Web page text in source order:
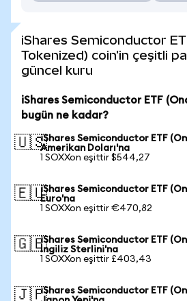
iShares Semiconductor
Tokenized) coin'in çeşitli
güncel kuru
iShares Semiconductor ETF
bugün ne kadar?
🇺🇸iShares Semiconductor ETF
Amerikan Doları'na
1 SOXXon eşittir $544,27
🇪🇺iShares Semiconductor ETF
Euro'na
1 SOXXon eşittir €470,82
🇬🇧iShares Semiconductor ETF
İngiliz Sterlini'na
1 SOXXon eşittir £403,43
🇯🇵iShares Semiconductor ETF